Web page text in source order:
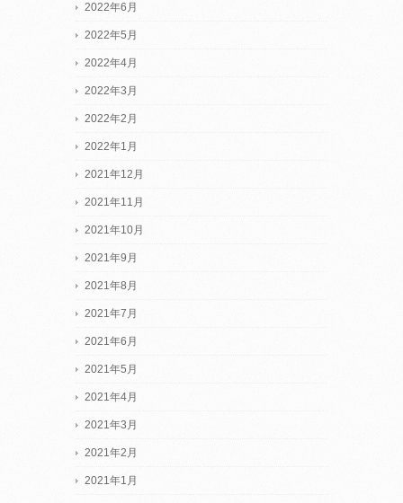
2022年6月
2022年5月
2022年4月
2022年3月
2022年2月
2022年1月
2021年12月
2021年11月
2021年10月
2021年9月
2021年8月
2021年7月
2021年6月
2021年5月
2021年4月
2021年3月
2021年2月
2021年1月